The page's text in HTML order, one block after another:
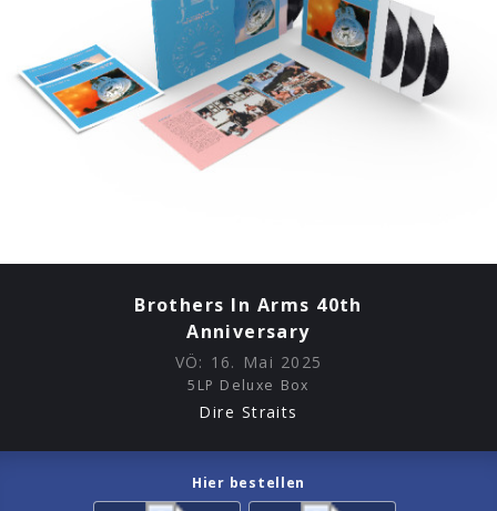
Brothers In Arms 40th
Anniversary
VÖ: 16. Mai 2025
5LP Deluxe Box
Dire Straits
Hier bestellen